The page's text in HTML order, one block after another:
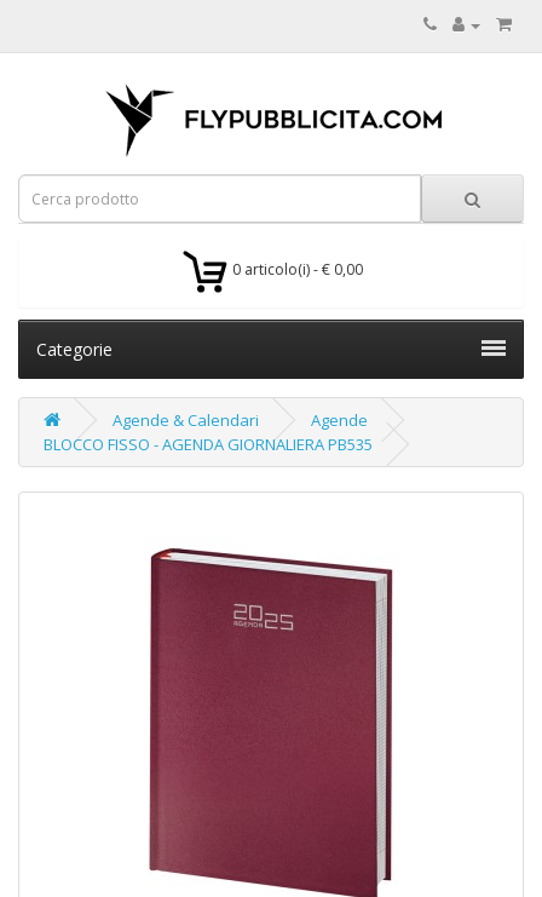
0 articolo(i) - € 0,00
Categorie
Agende & Calendari
Agende
BLOCCO FISSO - AGENDA GIORNALIERA PB535